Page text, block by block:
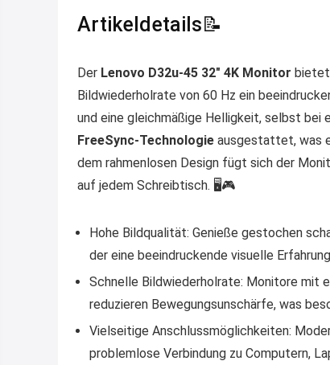
Artikeldetails📝
Der Lenovo D32u-45 32″ 4K Monitor
Bildwiederholrate von 60 Hz ein
und eine gleichmäßige Helligkeit, selbst
FreeSync-Technologie ausgestattet, was
dem rahmenlosen Design fügt sich der
auf jedem Schreibtisch. 🖥️🎮
Hohe Bildqualität: Genieße gestochen
der eine beeindruckende visuelle
Schnelle Bildwiederholrate: Monitore mit
reduzieren Bewegungsunschärfe, was
Vielseitige Anschlussmöglichkeiten:
problemlose Verbindung zu Computern,